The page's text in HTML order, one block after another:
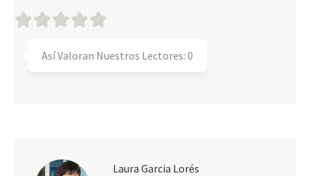
Así Valoran Nuestros Lectores: 0
Laura Garcia Lorés